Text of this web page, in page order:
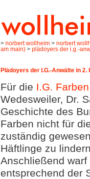
> norbert wollheim > norbert
am main) > plädoyers der i.g.-
Plädoyers der I.G.-Anwälte in 2.
Für die I.G. Farben
Wedesweiler, Dr.
Geschichte des
Farben nicht für
zuständig
Häftlinge zu
Anschließend
entsprechend der